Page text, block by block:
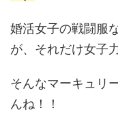
婚活女子の戦闘服
が、それだけ女子
そんなマーキュリ
んね！！